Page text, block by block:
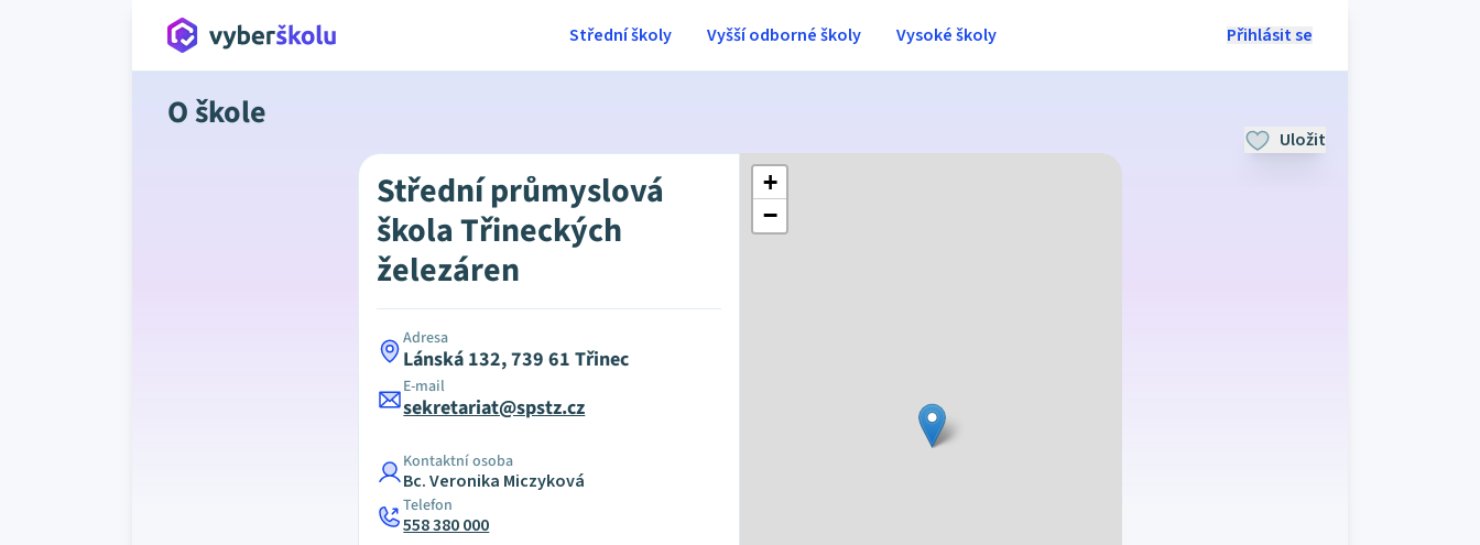
Přihlásit se
Střední školy Vyšší odborné školy Vysoké školy
O škole
Uložit
Střední průmyslová
škola Třineckých
železáren
Adresa
Lánská 132, 739 61 Třinec
E-mail
sekretariat@spstz.cz
Kontaktní osoba
Bc. Veronika Miczyková
Telefon
558 380 000
+
−